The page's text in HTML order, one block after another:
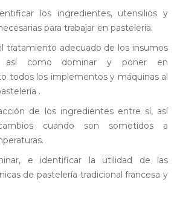
para trabajar en pastelería.
así como dominar y poner en
todos los implementos y máquinas al
.
cuando son sometidos a
de pastelería tradicional francesa y